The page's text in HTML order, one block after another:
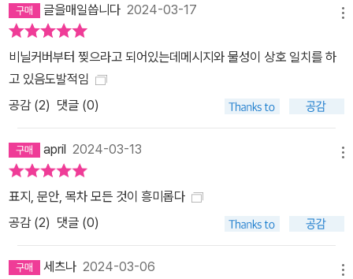
재인 인간에 의해 설계된다는 사실을 상기시킨다. 모든 몸의 연결성
을 받아들일수록 더 많은 가능성이 펼쳐진다 ―여성과 남성을 넘어
모든 몸을 위한 과학 연구의 가능성 이 책에 등장하는 과학자들은 여
성의 몸을 진지하게 탐구하고 새롭게 인식할 때 비로소 여성뿐 아니
라 인류 모든 몸에 관한 과학적 지식이 늘어나고, 우리 모두에게 더 나
은 의학이 펼쳐질 수 있다고 말한다. 예컨대 자궁내막증의 염증 패턴
은 남성의 신체 건강과 생식 기능에도 영향을 주며, 질의 미생물군 연
구 결과는 남성 성기에서 미생물군이 하는 역할을 더 자세히 이해하
는 데 도움이 된다. 고환의 재생 기능에 관한 지식을 난소에 적용하면,
난소가 세월에 따라 기능이 축소되는 기관이 아닌 성장과 재생이 활
게 밝혀지는 과학적 사실들은 ‘성별이 둘로 나뉘어 평행한 철로를 달
글을매일씁니다 2024-03-17
비닐커버부터 찢으라고 되어있는데메시지와 물성이 상호 일치를 하
고 있음도발적임
공감 (2) 댓글 (0)
april 2024-03-13
표지, 문안, 목차 모든 것이 흥미롭다
공감 (2) 댓글 (0)
세츠나 2024-03-06